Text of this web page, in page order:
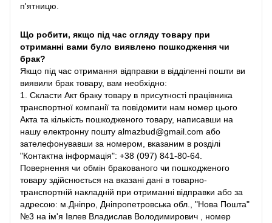
п'ятницю.
Що робити, якщо під час огляду товару при
отриманні вами було виявлено пошкодження чи
брак?
Якщо під час отримання відправки в відділенні пошти ви
виявили брак товару, вам необхідно:
1. Скласти Акт браку товару в присутності працівника
транспортної компанії та повідомити нам номер цього
Акта та кількість пошкодженого товару, написавши на
нашу електронну пошту almazbud@gmail.com або
зателефонувавши за номером, вказаним в розділі
"Контактна інформація": +38 (097) 841-80-64.
Повернення чи обмін бракованого чи пошкодженого
товару здійснюється на вказані дані в товарно-
транспортній накладній при отриманні відправки або за
адресою: м.Дніпро, Дніпропетровська обл., "Нова Пошта"
№3 на ім'я Івлев Владислав Володимирович , номер